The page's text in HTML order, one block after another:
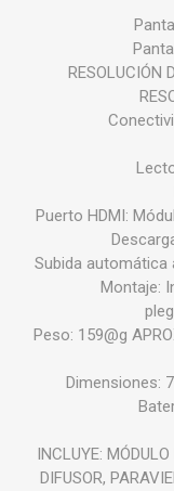
RESOLUCIÓN
Puerto HDMI:
Subida automática
Montaje:
Peso: 159@g
Dimensiones:
INCLUYE:
DIFUSOR,